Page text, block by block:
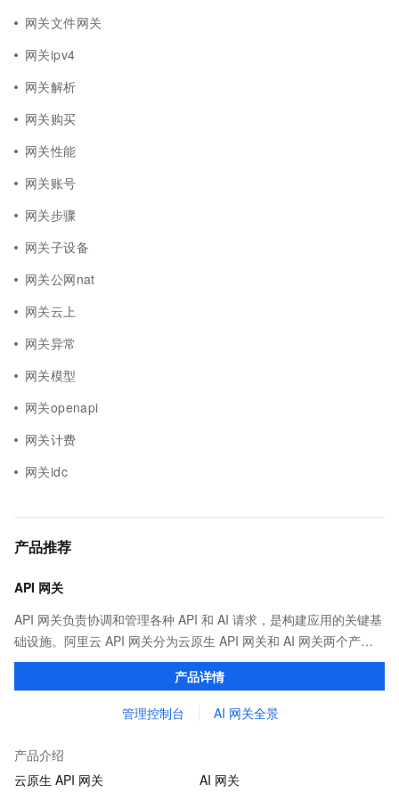
网关文件网关
网关ipv4
网关解析
网关购买
网关性能
网关账号
网关步骤
网关子设备
网关公网nat
网关云上
网关异常
网关模型
网关openapi
网关计费
网关idc
产品推荐
API 网关
API 网关负责协调和管理各种 API 和 AI 请求，是构建应用的关键基
础设施。阿里云 API 网关分为云原生 API 网关和 AI 网关两个产
品。
产品详情
管理控制台 AI 网关全景
产品介绍
云原生 API 网关
AI 网关